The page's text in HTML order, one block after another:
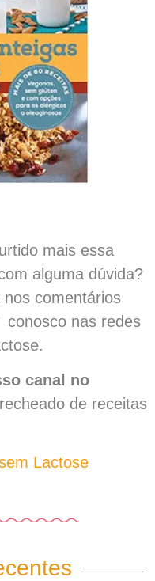
mais essa
alguma dúvida?
comentários
conosco nas redes
canal no
de receitas
Lactose